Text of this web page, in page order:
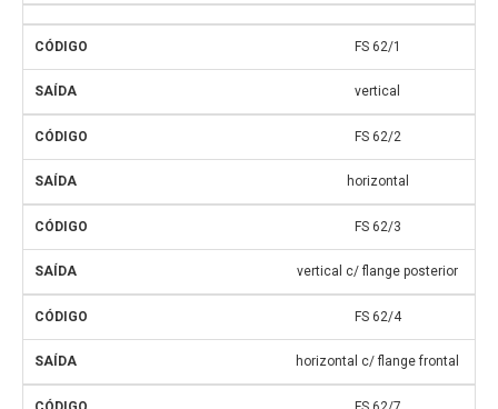
FS 62/1
vertical
FS 62/2
horizontal
FS 62/3
vertical c/ flange posterior
FS 62/4
horizontal c/ flange frontal